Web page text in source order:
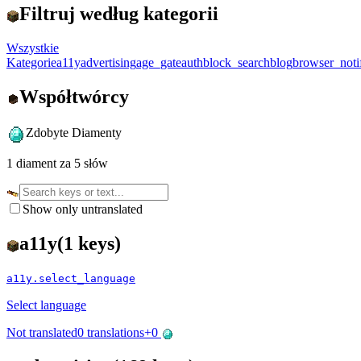
Filtruj według kategorii
Wszystkie
Kategoriea11yadvertisingage_gateauthblock_searchblog
Współtwórcy
Zdobyte Diamenty
1 diament za 5 słów
Show only untranslated
a11y(1 keys)
a11y.select_language
Select language
Not translated0 translations+0